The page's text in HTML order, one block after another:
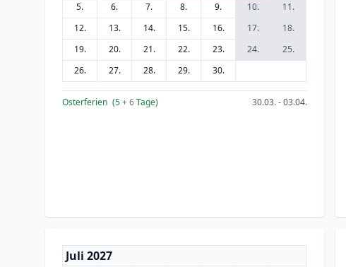
5.
6. 7. 8. 9. 10.
11.
12.
13. 14. 15. 16. 17.
18.
19.
20. 21. 22. 23. 24.
25.
26.
27. 28. 29. 30.
Osterferien (5+ 6Tage) 30.03. - 03.04.
Juli 2027